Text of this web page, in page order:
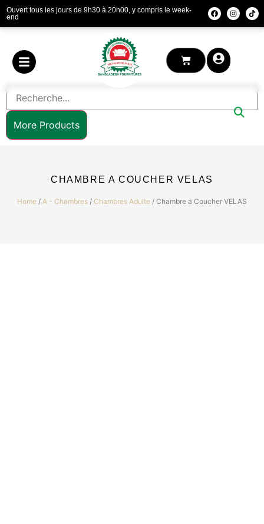
Ouvert tous les jours de 9h30 à 20h00, y compris le week-
end
More Products
CHAMBRE A COUCHER VELAS
Home / A - Chambres / Chambres Adulte / Chambre a Coucher VELAS